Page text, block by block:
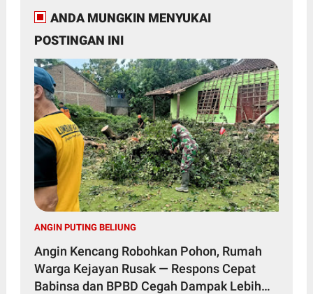
ANDA MUNGKIN MENYUKAI
POSTINGAN INI
ANGIN PUTING BELIUNG
Angin Kencang Robohkan Pohon, Rumah
Warga Kejayan Rusak — Respons Cepat
Babinsa dan BPBD Cegah Dampak Lebih